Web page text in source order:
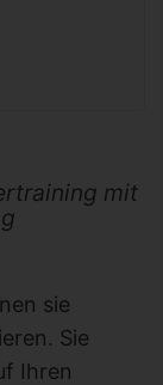
mit
sie
Sie
Ihren